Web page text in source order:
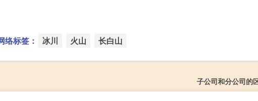
络标签： 冰川 火山 长白山
子公司和分公司的